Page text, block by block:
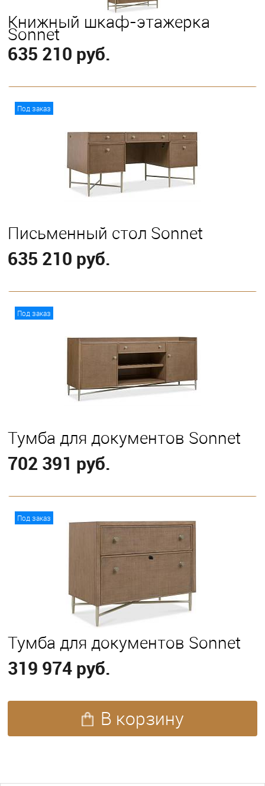
Книжный шкаф-этажерка
Sonnet
635 210 руб.
Под заказ
Письменный стол Sonnet
635 210 руб.
Под заказ
Тумба для документов Sonnet
702 391 руб.
Под заказ
Тумба для документов Sonnet
319 974 руб.
В корзину